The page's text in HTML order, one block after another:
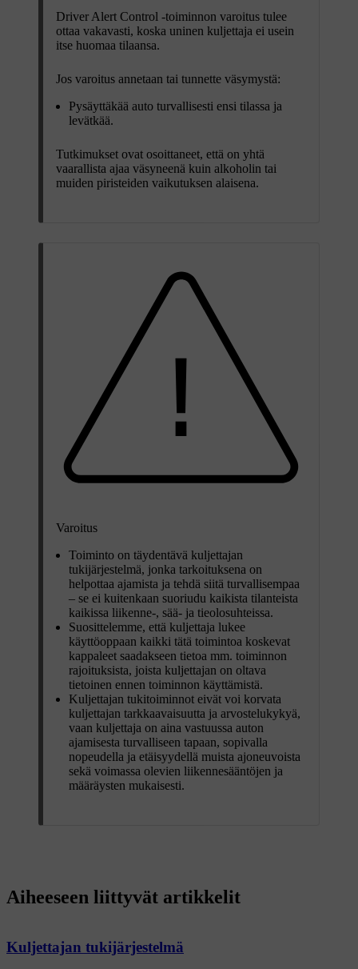
Driver Alert Control -toiminnon varoitus tulee
ottaa vakavasti, koska uninen kuljettaja ei usein
itse huomaa tilaansa.
Jos varoitus annetaan tai tunnette väsymystä:
Pysäyttäkää auto turvallisesti ensi tilassa ja
levätkää.
Tutkimukset ovat osoittaneet, että on yhtä
vaarallista ajaa väsyneenä kuin alkoholin tai
muiden piristeiden vaikutuksen alaisena.
Varoitus
Toiminto on täydentävä kuljettajan
tukijärjestelmä, jonka tarkoituksena on
helpottaa ajamista ja tehdä siitä turvallisempaa
– se ei kuitenkaan suoriudu kaikista tilanteista
kaikissa liikenne-, sää- ja tieolosuhteissa.
Suosittelemme, että kuljettaja lukee
käyttöoppaan kaikki tätä toimintoa koskevat
kappaleet saadakseen tietoa mm. toiminnon
rajoituksista, joista kuljettajan on oltava
tietoinen ennen toiminnon käyttämistä.
Kuljettajan tukitoiminnot eivät voi korvata
kuljettajan tarkkaavaisuutta ja arvostelukykyä,
vaan kuljettaja on aina vastuussa auton
ajamisesta turvalliseen tapaan, sopivalla
nopeudella ja etäisyydellä muista ajoneuvoista
sekä voimassa olevien liikennesääntöjen ja
määräysten mukaisesti.
Aiheeseen liittyvät artikkelit
Kuljettajan tukijärjestelmä